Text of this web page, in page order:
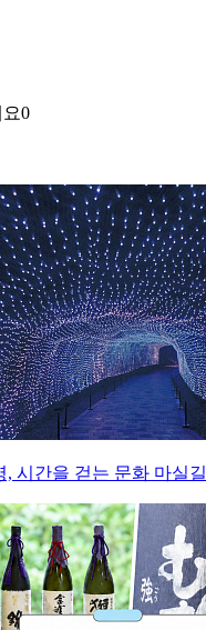
0
, 시간을 걷는 문화 마실길